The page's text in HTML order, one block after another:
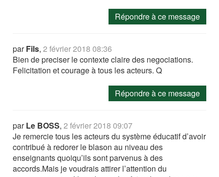
Répondre à ce message
parFils,2 février 2018 08:36
Bien de preciser le contexte claire des negociations.
Felicitation et courage à tous les acteurs. Q
Répondre à ce message
parLe BOSS,2 février 2018 09:07
Je remercie tous les acteurs du système éducatif d’avoir
contribué à redorer le blason au niveau des
enseignants quoiqu’ils sont parvenus à des
accords.Mais je voudrais attirer l’attention du